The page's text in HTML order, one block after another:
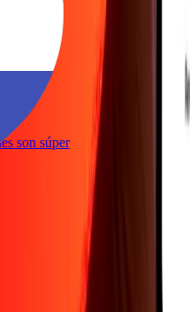
son súper